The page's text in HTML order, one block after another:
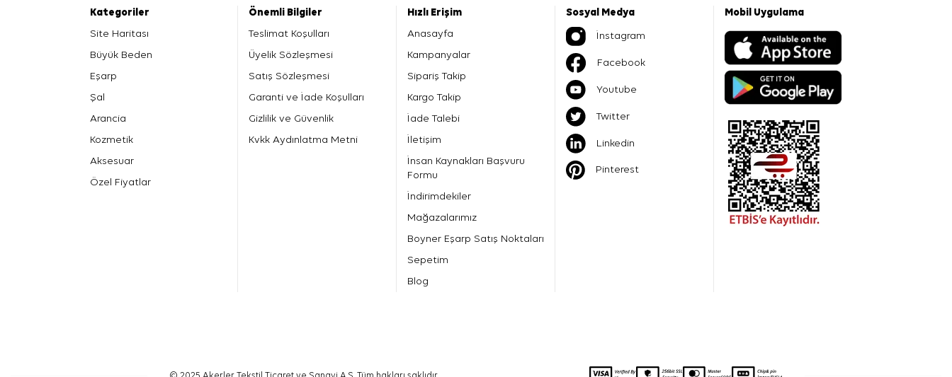
Kategoriler
Site Haritası
Büyük Beden
Eşarp
Şal
Arancia
Kozmetik
Aksesuar
Özel Fiyatlar
Önemli Bilgiler
Teslimat Koşulları
Üyelik Sözleşmesi
Satış Sözleşmesi
Garanti ve İade Koşulları
Gizlilik ve Güvenlik
Kvkk Aydınlatma Metni
Hızlı Erişim
Anasayfa
Kampanyalar
Sipariş Takip
Kargo Takip
İade Talebi
İletişim
İnsan Kaynakları Başvuru
Formu
İndirimdekiler
Mağazalarımız
Boyner Eşarp Satış Noktaları
Sepetim
Blog
Sosyal Medya
İnstagram
Facebook
Youtube
Twitter
Linkedin
Pinterest
Mobil Uygulama